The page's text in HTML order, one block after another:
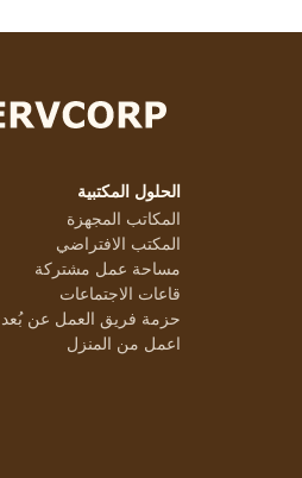
الحلول المكتبية
المكاتب المجهزة
المكتب الافتراضي
مساحة عمل مشتركة
قاعات الاجتماعات
حزمة فريق العمل عن بُعد
اعمل من المنزل